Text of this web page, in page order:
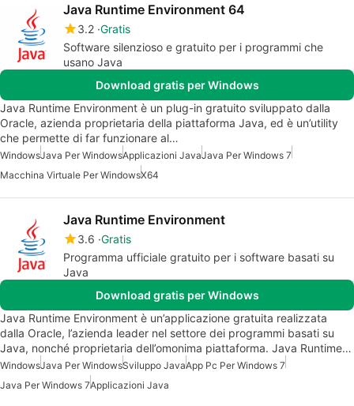
Java Runtime Environment 64
3.2 Gratis
Software silenzioso e gratuito per i programmi che
usano Java
Download gratis per Windows
Java Runtime Environment è un plug-in gratuito sviluppato dalla
Oracle, azienda proprietaria della piattaforma Java, ed è un’utility
che permette di far funzionare al…
WindowsJava Per WindowsApplicazioni JavaJava Per Windows 7
Macchina Virtuale Per WindowsX64
Java Runtime Environment
3.6 Gratis
Programma ufficiale gratuito per i software basati su
Java
Download gratis per Windows
Java Runtime Environment è un’applicazione gratuita realizzata
dalla Oracle, l’azienda leader nel settore dei programmi basati su
Java, nonché proprietaria dell’omonima piattaforma. Java Runtime…
WindowsJava Per WindowsSviluppo JavaApp Pc Per Windows 7
Java Per Windows 7Applicazioni Java